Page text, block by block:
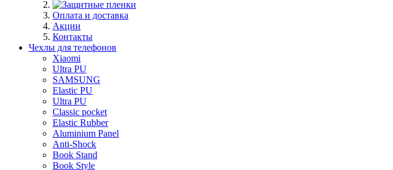
Оплата и доставка
Акции
Контакты
Чехлы для телефонов
Xiaomi
Ultra PU
SAMSUNG
Elastic PU
Ultra PU
Classic pocket
Elastic Rubber
Aluminium Panel
Anti-Shock
Book Stand
Book Style